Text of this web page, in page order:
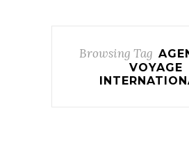
Browsing Tag
VOYAGE